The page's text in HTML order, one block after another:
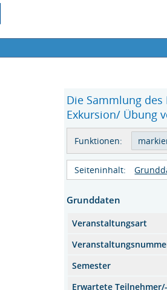
Die Sammlung
Exkursion/ Übung
Funktionen:
Seiteninhalt:
Grunddaten
Veranstaltungsart
Semester
Erwartete